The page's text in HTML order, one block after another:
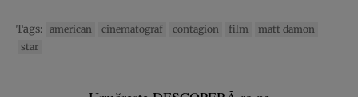
Tags: american cinematograf contagion film
matt damon
star